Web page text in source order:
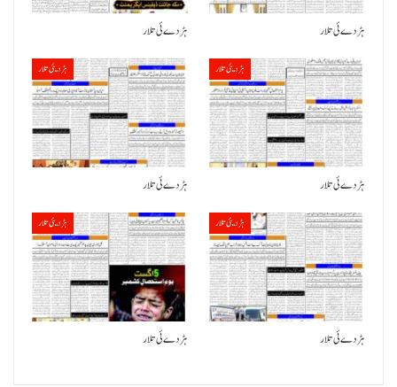
ہڑدے ئی تلار ہڑدے ئی تلار
ہڑدیئی تلار
ہڑدے ئی تلار
ہڑدیئی تلار
ہڑدے ئی تلار
ہڑدیئی تلار
ہڑدے ئی تلار
ہڑدیئی تلار
ہڑدے ئی تلار